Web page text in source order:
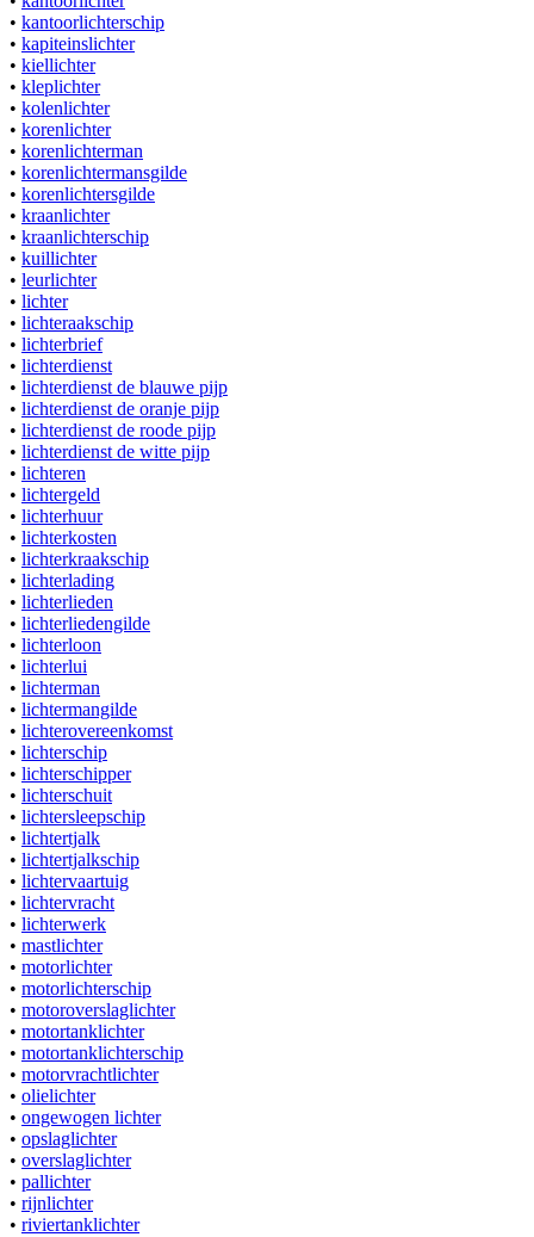
• kantoorlichterschip
• kapiteinslichter
• kiellichter
• kleplichter
• kolenlichter
• korenlichter
• korenlichterman
• korenlichtermansgilde
• korenlichtersgilde
• kraanlichter
• kraanlichterschip
• kuillichter
• leurlichter
• lichter
• lichteraakschip
• lichterbrief
• lichterdienst
• lichterdienst de blauwe pijp
• lichterdienst de oranje pijp
• lichterdienst de roode pijp
• lichterdienst de witte pijp
• lichteren
• lichtergeld
• lichterhuur
• lichterkosten
• lichterkraakschip
• lichterlading
• lichterlieden
• lichterliedengilde
• lichterloon
• lichterlui
• lichterman
• lichtermangilde
• lichterovereenkomst
• lichterschip
• lichterschipper
• lichterschuit
• lichtersleepschip
• lichtertjalk
• lichtertjalkschip
• lichtervaartuig
• lichtervracht
• lichterwerk
• mastlichter
• motorlichter
• motorlichterschip
• motoroverslaglichter
• motortanklichter
• motortanklichterschip
• motorvrachtlichter
• olielichter
• ongewogen lichter
• opslaglichter
• overslaglichter
• pallichter
• rijnlichter
• riviertanklichter